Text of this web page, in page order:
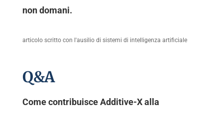
non domani.
articolo scritto con l'ausilio di sistemi di intelligenza artificiale
Q&A
Come contribuisce Additive-X alla